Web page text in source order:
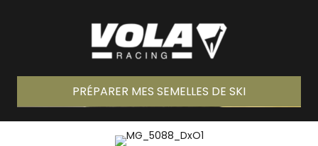
PRÉPARER MES SEMELLES DE SKI